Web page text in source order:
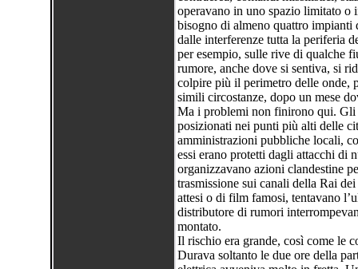
operavano in uno spazio limitato o
bisogno di almeno quattro impianti
dalle interferenze tutta la periferia
per esempio, sulle rive di qualche
rumore, anche dove si sentiva, si
colpire più il perimetro delle onde,
simili circostanze, dopo un mese
Ma i problemi non finirono qui. Gli
posizionati nei punti più alti delle
amministrazioni pubbliche locali,
essi erano protetti dagli attacchi di
organizzavano azioni clandestine
trasmissione sui canali della Rai
attesi o di film famosi, tentavano
distributore di rumori
montato.
Il rischio era grande, così come le
Durava soltanto le due ore della